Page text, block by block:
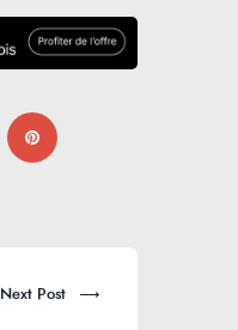
Next Post